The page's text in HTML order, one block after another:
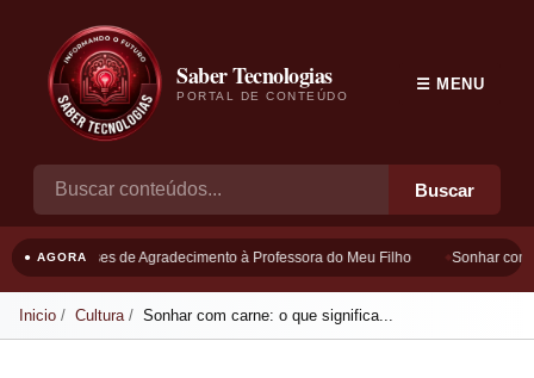
Saber Tecnologias
PORTAL DE CONTEÚDO
Buscar
☰ MENU
● AGORAFrases de Agradecimento à Professora do Meu Filho Sonhar com
Inicio Cultura Sonhar com carne: o que significa...